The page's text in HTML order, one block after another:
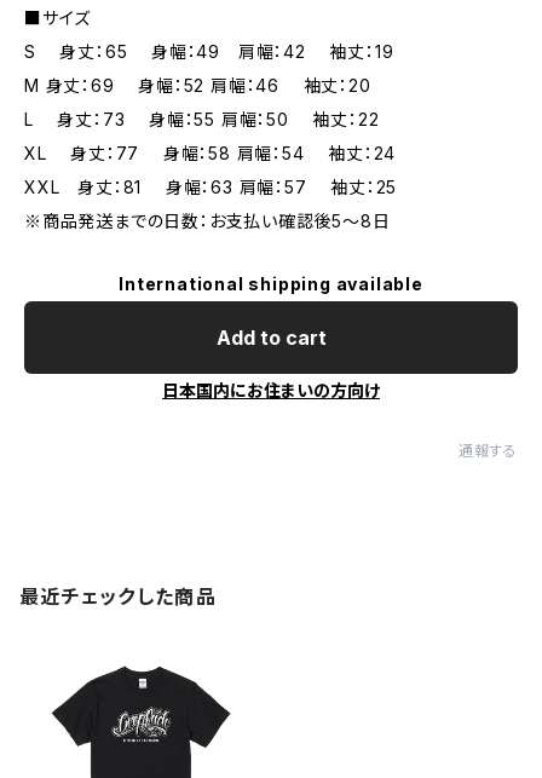
■サイズ
S 身丈：65 身幅：49 肩幅：42 袖丈：19
M 身丈：69 身幅：52 肩幅：46 袖丈：20
L 身丈：73 身幅：55 肩幅：50 袖丈：22
XL 身丈：77 身幅：58 肩幅：54 袖丈：24
XXL 身丈：81 身幅：63 肩幅：57 袖丈：25
※商品発送までの日数：お支払い確認後5〜8日
International shipping available
Add to cart
日本国内にお住まいの方向け
通報する
最近チェックした商品